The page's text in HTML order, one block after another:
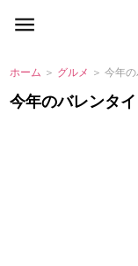
ホーム ＞ グルメ ＞ 今年
今年のバレンタ